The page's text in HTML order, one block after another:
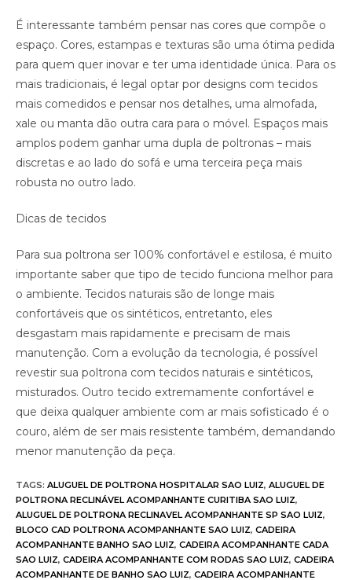
É interessante também pensar nas cores que compõe o
espaço. Cores, estampas e texturas são uma ótima pedida
para quem quer inovar e ter uma identidade única. Para os
mais tradicionais, é legal optar por designs com tecidos
mais comedidos e pensar nos detalhes, uma almofada,
xale ou manta dão outra cara para o móvel. Espaços mais
amplos podem ganhar uma dupla de poltronas – mais
discretas e ao lado do sofá e uma terceira peça mais
robusta no outro lado.
Dicas de tecidos
Para sua poltrona ser 100% confortável e estilosa, é muito
importante saber que tipo de tecido funciona melhor para
o ambiente. Tecidos naturais são de longe mais
confortáveis que os sintéticos, entretanto, eles
desgastam mais rapidamente e precisam de mais
manutenção. Com a evolução da tecnologia, é possível
revestir sua poltrona com tecidos naturais e sintéticos,
misturados. Outro tecido extremamente confortável e
que deixa qualquer ambiente com ar mais sofisticado é o
couro, além de ser mais resistente também, demandando
menor manutenção da peça.
TAGS: ALUGUEL DE POLTRONA HOSPITALAR SAO LUIZ, ALUGUEL DE
POLTRONA RECLINÁVEL ACOMPANHANTE CURITIBA SAO LUIZ,
ALUGUEL DE POLTRONA RECLINAVEL ACOMPANHANTE SP SAO LUIZ,
BLOCO CAD POLTRONA ACOMPANHANTE SAO LUIZ, CADEIRA
ACOMPANHANTE BANHO SAO LUIZ, CADEIRA ACOMPANHANTE CADA
SAO LUIZ, CADEIRA ACOMPANHANTE COM RODAS SAO LUIZ, CADEIRA
ACOMPANHANTE DE BANHO SAO LUIZ, CADEIRA ACOMPANHANTE